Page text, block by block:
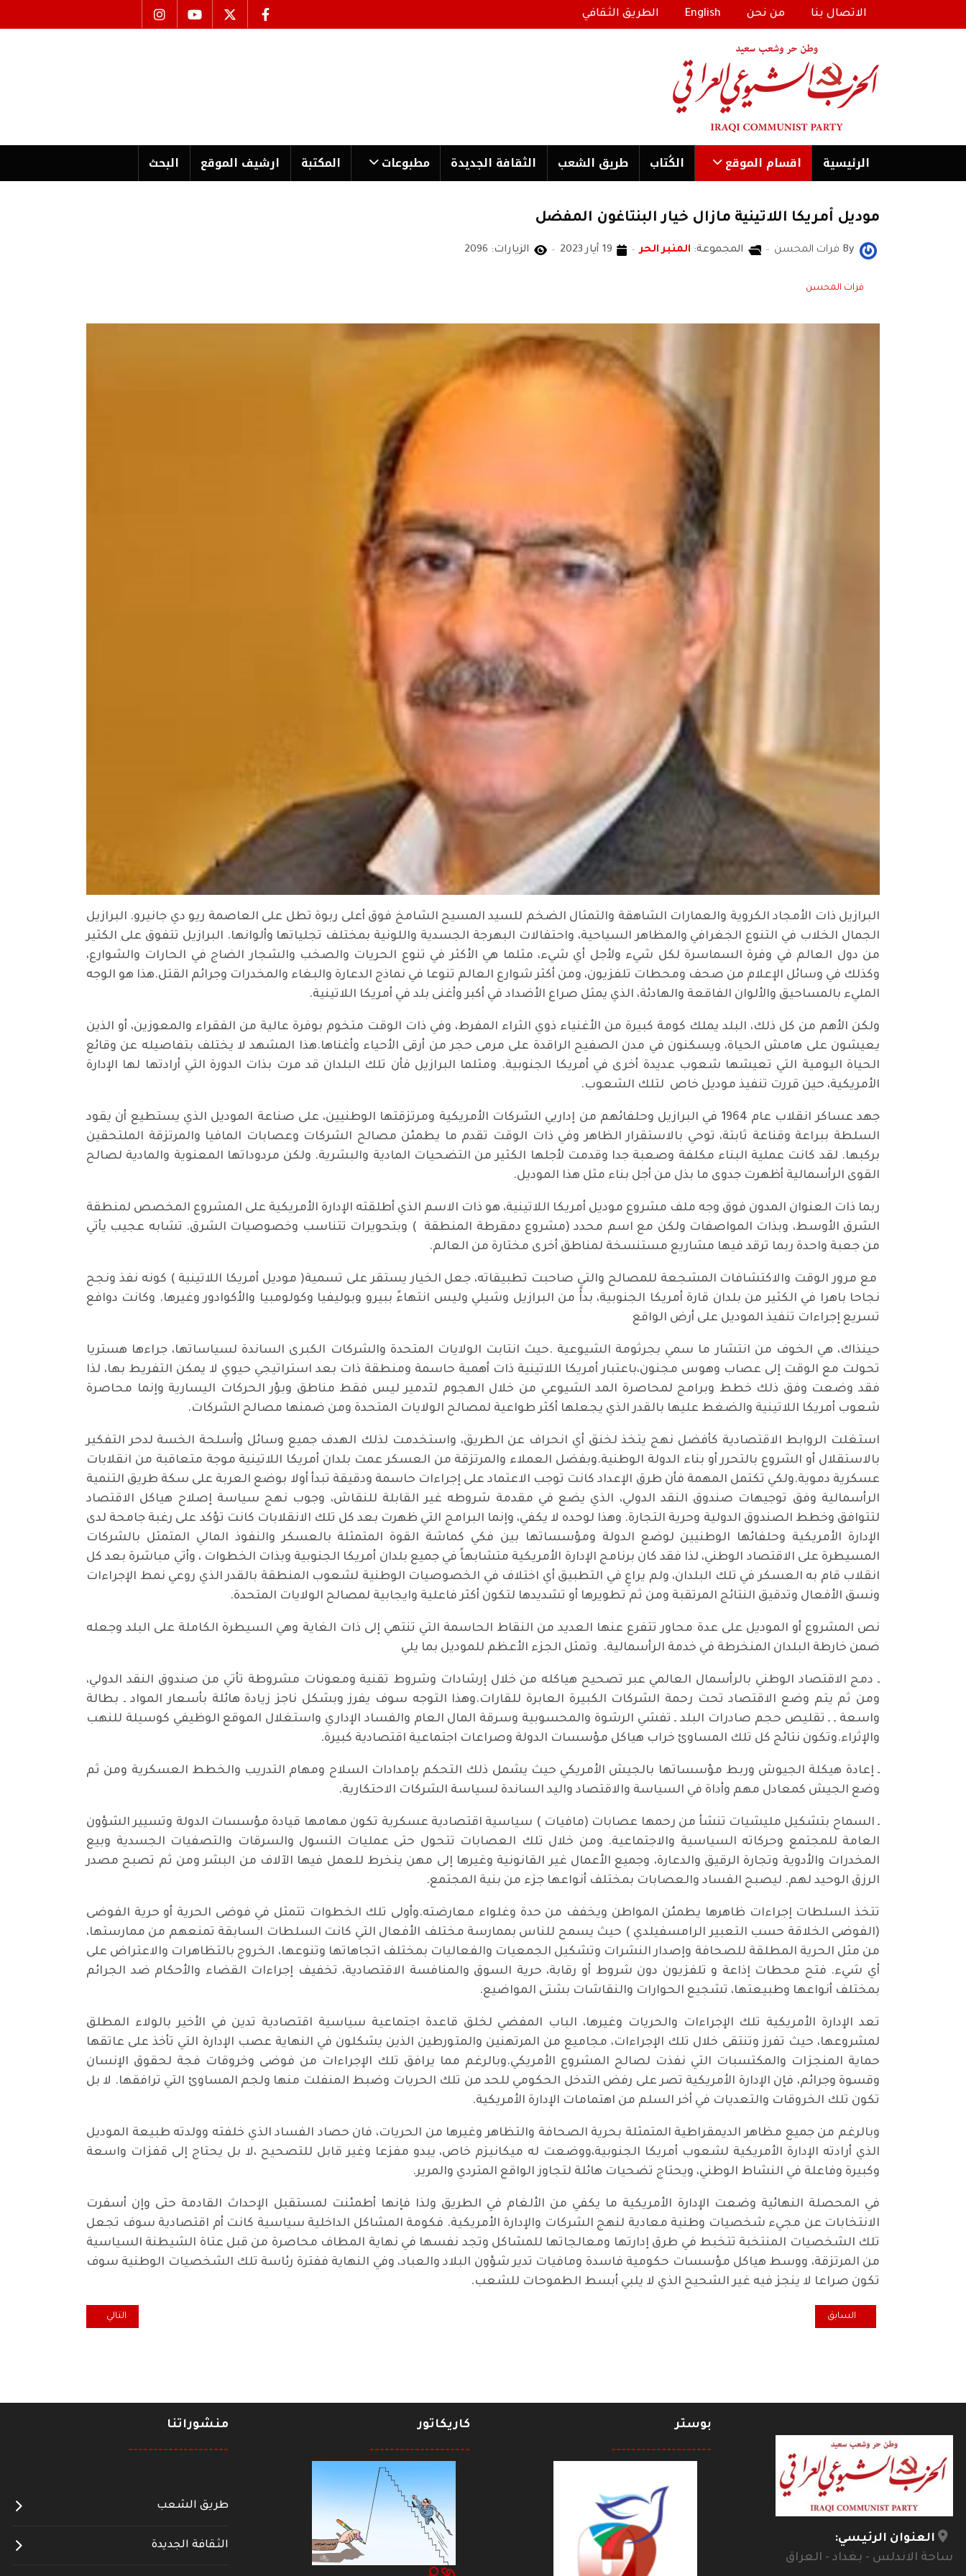
الاتصال بنا من نحن English الطريق الثقافي
الرئیسية اقسام الموقع الكُتاب طریق الشعب الثقافة الجدیدة مطبوعات المكتبة ارشیف الموقع البحث
موديل أمريكا اللاتينية مازال خيار البنتاغون المفضل
By فرات المحسن المجموعة: المنبر الحر 19 أيار 2023 الزيارات: 2096
فرات المحسن
البرازيل ذات الأمجاد الكروية والعمارات الشاهقة والتمثال الضخم للسيد المسيح الشامخ فوق أعلى ربوة تطل على العاصمة ريو دي جانيرو. البرازيل
الجمال الخلاب في التنوع الجغرافي والمظاهر السياحية، واحتفالات البهرجة الجسدية واللونية بمختلف تجلياتها وألوانها. البرازيل تتفوق على الكثير
من دول العالم في وفرة السماسرة لكل شيء ولأجل أي شيء، مثلما هي الأكثر في تنوع الحريات والصخب والشجار الضاج في الحارات والشوارع،
وكذلك في وسائل الإعلام من صحف ومحطات تلفزيون، ومن أكثر شوارع العالم تنوعا في نماذج الدعارة والبغاء والمخدرات وجرائم القتل.هذا هو الوجه
المليء بالمساحيق والألوان الفاقعة والهادئة، الذي يمثل صراع الأضداد في أكبر وأغنى بلد في أمريكا اللاتينية.
ولكن الأهم من كل ذلك، البلد يملك كومة كبيرة من الأغنياء ذوي الثراء المفرط، وفي ذات الوقت متخوم بوفرة عالية من الفقراء والمعوزين، أو الذين
يعيشون على هامش الحياة، ويسكنون في مدن الصفيح الراقدة على مرمى حجر من أرقى الأحياء وأغناها.هذا المشهد لا يختلف بتفاصيله عن وقائع
الحياة اليومية التي تعيشها شعوب عديدة أخرى في أمريكا الجنوبية. ومثلما البرازيل فأن تلك البلدان قد مرت بذات الدورة التي أرادتها لها الإدارة
الأمريكية، حين قررت تنفيذ موديل خاص لتلك الشعوب.
جهد عساكر انقلاب عام 1964 في البرازيل وحلفائهم من إداريي الشركات الأمريكية ومرتزقتها الوطنيين، على صناعة الموديل الذي يستطيع أن يقود
السلطة ببراعة وقناعة ثابتة، توحي بالاستقرار الظاهر وفي ذات الوقت تقدم ما يطمئن مصالح الشركات وعصابات المافيا والمرتزقة الملتحقين
بركبها. لقد كانت عملية البناء مكلفة وصعبة جدا وقدمت لأجلها الكثير من التضحيات المادية والبشرية. ولكن مردوداتها المعنوية والمادية لصالح
القوى الرأسمالية أظهرت جدوى ما بذل من أجل بناء مثل هذا الموديل.
ربما ذات العنوان المدون فوق وجه ملف مشروع موديل أمريكا اللاتينية، هو ذات الاسم الذي أطلقته الإدارة الأمريكية على المشروع المخصص لمنطقة
الشرق الأوسط، وبذات المواصفات ولكن مع اسم محدد (مشروع دمقرطة المنطقة ) وبتحويرات تتناسب وخصوصيات الشرق. تشابه عجيب يأتي
من جعبة واحدة ربما ترقد فيها مشاريع مستنسخة لمناطق أخرى مختارة من العالم.
مع مرور الوقت والاكتشافات المشجعة للمصالح والتي صاحبت تطبيقاته، جعل الخيار يستقر على تسمية( موديل أمريكا اللاتينية ) كونه نفذ ونجح
نجاحا باهرا في الكثير من بلدان قارة أمريكا الجنوبية، بدأً من البرازيل وشيلي وليس انتهاءً ببيرو وبوليفيا وكولومبيا والأكوادور وغيرها. وكانت دوافع
تسريع إجراءات تنفيذ الموديل على أرض الواقع
حينذاك، هي الخوف من انتشار ما سمي بجرثومة الشيوعية .حيث انتابت الولايات المتحدة والشركات الكبرى الساندة لسياساتها، جراءها هستريا
تحولت مع الوقت إلى عصاب وهوس مجنون،باعتبار أمريكا اللاتينية ذات أهمية حاسمة ومنطقة ذات بعد استراتيجي حيوي لا يمكن التفريط بها، لذا
فقد وضعت وفق ذلك خطط وبرامج لمحاصرة المد الشيوعي من خلال الهجوم لتدمير ليس فقط مناطق وبؤر الحركات اليسارية وإنما محاصرة
شعوب أمريكا اللاتينية والضغط عليها بالقدر الذي يجعلها أكثر طواعية لمصالح الولايات المتحدة ومن ضمنها مصالح الشركات.
استغلت الروابط الاقتصادية كأفضل نهج يتخذ لخنق أي انحراف عن الطريق، واستخدمت لذلك الهدف جميع وسائل وأسلحة الخسة لدحر التفكير
بالاستقلال أو الشروع بالتحرر أو بناء الدولة الوطنية.وبفضل العملاء والمرتزقة من العسكر عمت بلدان أمريكا اللاتينية موجة متعاقبة من انقلابات
عسكرية دموية.ولكي تكتمل المهمة فأن طرق الإعداد كانت توجب الاعتماد على إجراءات حاسمة ودقيقة تبدأ أولا بوضع العربة على سكة طريق التنمية
الرأسمالية وفق توجيهات صندوق النقد الدولي، الذي يضع في مقدمة شروطه غير القابلة للنقاش، وجوب نهج سياسة إصلاح هياكل الاقتصاد
لتتوافق وخطط الصندوق الدولية وحرية التجارة. وهذا لوحده لا يكفي، وإنما البرامج التي ظهرت بعد كل تلك الانقلابات كانت تؤكد على رغبة جامحة لدى
الإدارة الأمريكية وحلفائها الوطنيين لوضع الدولة ومؤسساتها بين فكي كماشة القوة المتمثلة بالعسكر والنفوذ المالي المتمثل بالشركات
المسيطرة على الاقتصاد الوطني، لذا فقد كان برنامج الإدارة الأمريكية متشابهاً في جميع بلدان أمريكا الجنوبية وبذات الخطوات ، وأتي مباشرة بعد كل
انقلاب قام به العسكر في تلك البلدان، ولم يراعِ في التطبيق أي اختلاف في الخصوصيات الوطنية لشعوب المنطقة بالقدر الذي روعي نمط الإجراءات
ونسق الأفعال وتدقيق النتائج المرتقبة ومن ثم تطويرها أو تشديدها لتكون أكثر فاعلية وايجابية لمصالح الولايات المتحدة.
نص المشروع أو الموديل على عدة محاور تتفرع عنها العديد من النقاط الحاسمة التي تنتهي إلى ذات الغاية وهي السيطرة الكاملة على البلد وجعله
ضمن خارطة البلدان المنخرطة في خدمة الرأسمالية. وتمثل الجزء الأعظم للموديل بما يلي
ـ دمج الاقتصاد الوطني بالرأسمال العالمي عبر تصحيح هياكله من خلال إرشادات وشروط تقنية ومعونات مشروطة تأتي من صندوق النقد الدولي،
ومن ثم يتم وضع الاقتصاد تحت رحمة الشركات الكبيرة العابرة للقارات.وهذا التوجه سوف يفرز وبشكل ناجز زيادة هائلة بأسعار المواد ـ بطالة
واسعة ـ ـ تقليص حجم صادرات البلد ـ تفشي الرشوة والمحسوبية وسرقة المال العام والفساد الإداري واستغلال الموقع الوظيفي كوسيلة للنهب
والإثراء.وتكون نتائج كل تلك المساوئ خراب هياكل مؤسسات الدولة وصراعات اجتماعية اقتصادية كبيرة.
ـ إعادة هيكلة الجيوش وربط مؤسساتها بالجيش الأمريكي حيث يشمل ذلك التحكم بإمدادات السلاح ومهام التدريب والخطط العسكرية ومن ثم
وضع الجيش كمعادل مهم وأداة في السياسة والاقتصاد واليد الساندة لسياسة الشركات الاحتكارية.
ـ السماح بتشكيل مليشيات تنشأ من رحمها عصابات (مافيات ) سياسية اقتصادية عسكرية تكون مهامها قيادة مؤسسات الدولة وتسيير الشؤون
العامة للمجتمع وحركاته السياسية والاجتماعية. ومن خلال تلك العصابات تتحول حتى عمليات التسول والسرقات والتصفيات الجسدية وبيع
المخدرات والأدوية وتجارة الرقيق والدعارة، وجميع الأعمال غير القانونية وغيرها إلى مهن ينخرط للعمل فيها الآلاف من البشر ومن ثم تصبح مصدر
الرزق الوحيد لهم. ليصبح الفساد والعصابات بمختلف أنواعها جزء من بنية المجتمع.
تتخذ السلطات إجراءات ظاهرها يطمئن المواطن ويخفف من حدة وغلواء معارضته.وأولى تلك الخطوات تتمثل في فوضى الحرية أو حرية الفوضى
(الفوضى الخلاقة حسب التعبير الرامسفيلدي ) حيث يسمح للناس بممارسة مختلف الأفعال التي كانت السلطات السابقة تمنعهم من ممارستها،
من مثل الحرية المطلقة للصحافة وإصدار النشرات وتشكيل الجمعيات والفعاليات بمختلف اتجاهاتها وتنوعها، الخروج بالتظاهرات والاعتراض على
أي شيء. فتح محطات إذاعة و تلفزيون دون شروط أو رقابة، حرية السوق والمنافسة الاقتصادية، تخفيف إجراءات القضاء والأحكام ضد الجرائم
بمختلف أنواعها وطبيعتها، تشجيع الحوارات والنقاشات بشتى المواضيع.
تعد الإدارة الأمريكية تلك الإجراءات والحريات وغيرها، الباب المفضي لخلق قاعدة اجتماعية سياسية اقتصادية تدين في الأخير بالولاء المطلق
لمشروعها، حيث تفرز وتنتقى خلال تلك الإجراءات، مجاميع من المرتهنين والمتورطين الذين يشكلون في النهاية عصب الإدارة التي تأخذ على عاتقها
حماية المنجزات والمكتسبات التي نفذت لصالح المشروع الأمريكي.وبالرغم مما يرافق تلك الإجراءات من فوضى وخروقات فجة لحقوق الإنسان
وقسوة وجرائم، فإن الإدارة الأمريكية تصر على رفض التدخل الحكومي للحد من تلك الحريات وضبط المنفلت منها ولجم المساوئ التي ترافقها. لا بل
تكون تلك الخروقات والتعديات في أخر السلم من اهتمامات الإدارة الأمريكية.
وبالرغم من جميع مظاهر الديمقراطية المتمثلة بحرية الصحافة والتظاهر وغيرها من الحريات، فان حصاد الفساد الذي خلفته وولدته طبيعة الموديل
الذي أرادته الإدارة الأمريكية لشعوب أمريكا الجنوبية،ووضعت له ميكانيزم خاص، يبدو مفزعا وغير قابل للتصحيح ،لا بل يحتاج إلى قفزات واسعة
وكبيرة وفاعلة في النشاط الوطني، ويحتاج تضحيات هائلة لتجاوز الواقع المتردي والمرير.
في المحصلة النهائية وضعت الإدارة الأمريكية ما يكفي من الألغام في الطريق ولذا فإنها أطمئنت لمستقبل الإحداث القادمة حتى وإن أسفرت
الانتخابات عن مجيء شخصيات وطنية معادية لنهج الشركات والإدارة الأمريكية. فكومة المشاكل الداخلية سياسية كانت أم اقتصادية سوف تجعل
تلك الشخصيات المنتخبة تتخبط في طرق إدارتها ومعالجاتها للمشاكل وتجد نفسها في نهاية المطاف محاصرة من قبل عتاة الشيطنة السياسية
من المرتزقة، ووسط هياكل مؤسسات حكومية فاسدة ومافيات تدير شؤون البلاد والعباد، وفي النهاية ففترة رئاسة تلك الشخصيات الوطنية سوف
تكون صراعا لا ينجز فيه غير الشحيح الذي لا يلبي أبسط الطموحات للشعب.
المقال السابق: المسؤولية التاريخية لحل الخلافات بين الحكومة و إقليم كردستان العراق
السابق المقال التالي: ديمقراطية
التالي
العنوان الرئيسي:
ساحة الاندلس - بغداد - العراق
بوستر
--------------------
كاريكاتور
--------------------
منشوراتنا
--------------------
طريق الشعب
الثقافة الجديدة